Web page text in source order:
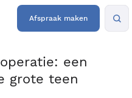
Afspraak maken
een
grote teen